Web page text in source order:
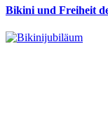
Bikini und Freiheit